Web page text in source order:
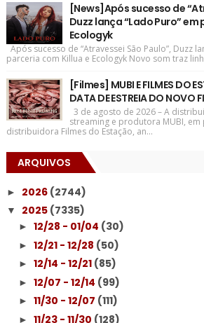
[News]Após sucesso de
Duzz lança “Lado Puro”
Ecologyk
Após sucesso de “Atravessei São Paulo”, Duzz
parceria com Killua e Ecologyk Novo som traz
[Filmes] MUBI E FILMES DO
DATA DE ESTREIA DO NOVO
3 de agosto de 2026 – A
streaming e produtora MUBI, em
distribuidora Filmes do Estação, an...
ARQUIVOS
► 2026 (2744)
▼ 2025 (7335)
► 12/28 - 01/04 (30)
► 12/21 - 12/28 (50)
► 12/14 - 12/21 (85)
► 12/07 - 12/14 (99)
► 11/30 - 12/07 (111)
► 11/23 - 11/30 (128)